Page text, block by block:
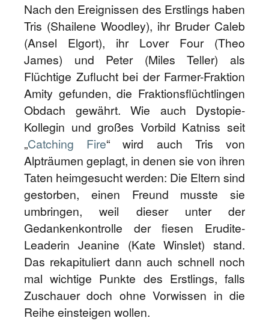
Nach den Ereignissen des Erstlings haben
Tris (Shailene Woodley), ihr Bruder Caleb
(Ansel Elgort), ihr Lover Four (Theo
James) und Peter (Miles Teller) als
Flüchtige Zuflucht bei der Farmer-Fraktion
Amity gefunden, die Fraktionsflüchtlingen
Obdach gewährt. Wie auch Dystopie-
Kollegin und großes Vorbild Katniss seit
„Catching Fire“ wird auch Tris von
Alpträumen geplagt, in denen sie von ihren
Taten heimgesucht werden: Die Eltern sind
gestorben, einen Freund musste sie
umbringen, weil dieser unter der
Gedankenkontrolle der fiesen Erudite-
Leaderin Jeanine (Kate Winslet) stand.
Das rekapituliert dann auch schnell noch
mal wichtige Punkte des Erstlings, falls
Zuschauer doch ohne Vorwissen in die
Reihe einsteigen wollen.